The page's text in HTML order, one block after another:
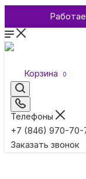
Корзина 0
Телефоны
+7 (846) 970-70-
Заказать звонок